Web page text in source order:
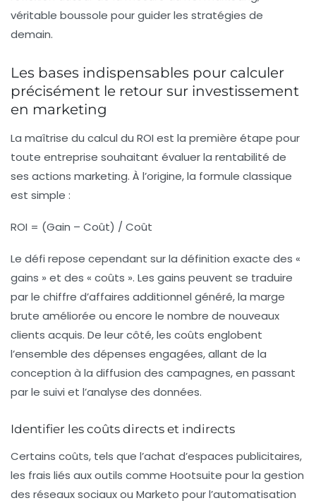
véritable boussole pour guider les stratégies de
demain.
Les bases indispensables pour calculer
précisément le retour sur investissement
en marketing
La maîtrise du calcul du ROI est la première étape pour
toute entreprise souhaitant évaluer la rentabilité de
ses actions marketing. À l’origine, la formule classique
est simple :
ROI = (Gain – Coût) / Coût
Le défi repose cependant sur la définition exacte des «
gains » et des « coûts ». Les gains peuvent se traduire
par le chiffre d’affaires additionnel généré, la marge
brute améliorée ou encore le nombre de nouveaux
clients acquis. De leur côté, les coûts englobent
l’ensemble des dépenses engagées, allant de la
conception à la diffusion des campagnes, en passant
par le suivi et l’analyse des données.
Identifier les coûts directs et indirects
Certains coûts, tels que l’achat d’espaces publicitaires,
les frais liés aux outils comme Hootsuite pour la gestion
des réseaux sociaux ou Marketo pour l’automatisation